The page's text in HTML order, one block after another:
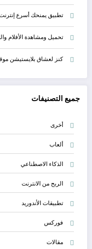
تطبيق يمنحك أسرع
تحميل ومشاهدة الأفلام
كنز لعشاق بلايستيشن
جميع التصنيفات
أخرى
ألعاب
الذكاء الاصطناعي
الربح من الانترنت
تطبيقات الأندوريد
فوركس
مقالات